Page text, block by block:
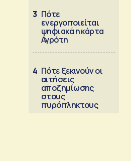
3 Πότε
ενεργοποιείται
ψηφιακά η κάρτα
Αγρότη
4 Πότε ξεκινούν οι
αιτήσεις
αποζημίωσης
στους
πυρόπληκτους